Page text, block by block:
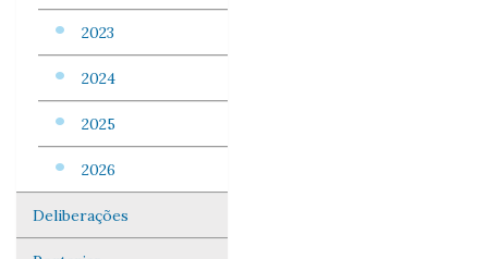
2023
2024
2025
2026
Deliberações